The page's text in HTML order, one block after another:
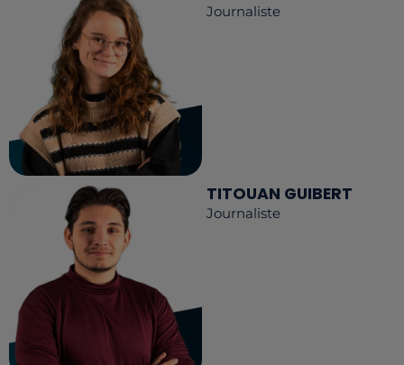
Journaliste
TITOUAN GUIBERT
Journaliste